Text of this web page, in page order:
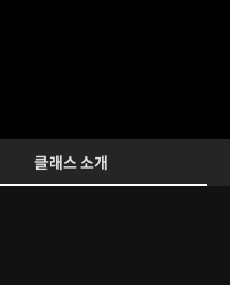
클래스 소개